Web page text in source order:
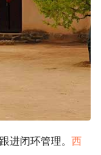
闭环管理。 西